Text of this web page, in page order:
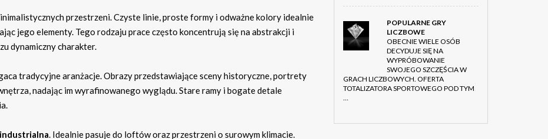
przestrzeni. Czyste linie, proste formy i odważne kolory idealnie
jego elementy. Tego rodzaju prace często koncentrują się na abstrakcji i
dynamiczny charakter.
tradycyjne aranżacje. Obrazy przedstawiające sceny historyczne, portrety
nadając im wyrafinowanego wyglądu. Stare ramy i bogate detale
. Idealnie pasuje do loftów oraz przestrzeni o surowym klimacie.
POPULARNE GRY
LICZBOWE
OBECNIE WIELE OSÓB
DECYDUJE SIĘ NA
WYPRÓBOWANIE
SWOJEGO SZCZĘŚCIA W
GRACH LICZBOWYCH. OFERTA
TOTALIZATORA SPORTOWEGO POD TYM
…